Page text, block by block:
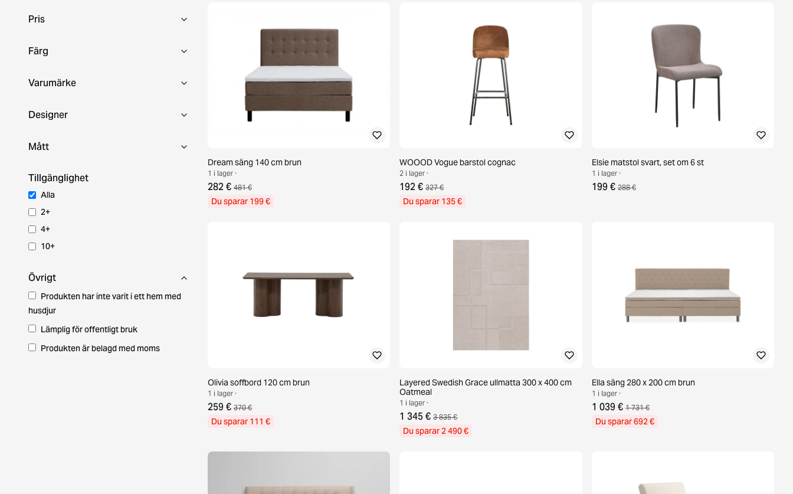
Pris
Färg
Varumärke
Designer
Mått
Tillgänglighet
Alla
2+
4+
10+
Övrigt
Produkten har inte varit i ett hem med
husdjur
Lämplig för offentligt bruk
Produkten är belagd med moms
Dream säng 140 cm brun
1 i lager ·
282 € 481 €
Du sparar 199 €
WOOOD Vogue barstol cognac
2 i lager ·
192 € 327 €
Du sparar 135 €
Elsie matstol svart, set om 6 st
1 i lager ·
199 € 288 €
Olivia soffbord 120 cm brun
1 i lager ·
259 € 370 €
Du sparar 111 €
Layered Swedish Grace ullmatta 300 x 400 cm
Oatmeal
1 i lager ·
1 345 € 3 835 €
Du sparar 2 490 €
Ella säng 280 x 200 cm brun
1 i lager ·
1 039 € 1 731 €
Du sparar 692 €